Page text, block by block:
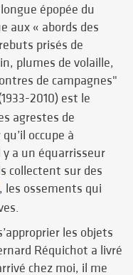
épopée du
aux « abords des
prisés de
plumes de volaille,
de campagnes"
2010) est le
agrestes de
occupe à
y a un équarrisseur
collectent sur des
, les ossements qui
les objets
Réquichot a livré
chez moi, il me